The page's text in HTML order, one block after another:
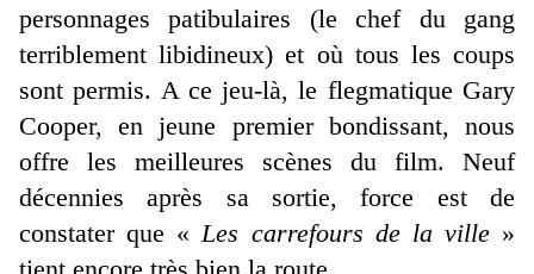
personnages patibulaires (le chef du gang
terriblement libidineux) et où tous les coups
sont permis. A ce jeu-là, le flegmatique Gary
Cooper, en jeune premier bondissant, nous
offre les meilleures scènes du film. Neuf
décennies après sa sortie, force est de
constater que «Les carrefours de la ville»